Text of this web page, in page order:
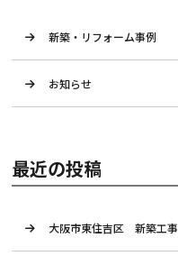
新築・リフォーム事例
お知らせ
最近の投稿
大阪市東住吉区 新築工